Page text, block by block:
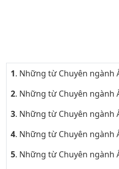
1. Những từ Chuyên ngành
2. Những từ Chuyên ngành
3. Những từ Chuyên ngành
4. Những từ Chuyên ngành
5. Những từ Chuyên ngành